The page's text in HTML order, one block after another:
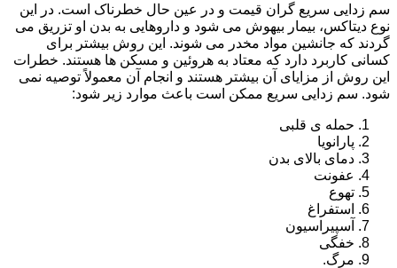
سم زدایی سریع گران قیمت و در عین حال خطرناک است. در این
نوع دیتاکس، بیمار بیهوش می شود و داروهایی به بدن او تزریق می
گردند که جانشین مواد مخدر می شوند. این روش بیشتر برای
کسانی کاربرد دارد که معتاد به هروئین و مسکن ها هستند. خطرات
این روش از مزایای آن بیشتر هستند و انجام آن معمولاً توصیه نمی
شود. سم زدایی سریع ممکن است باعث موارد زیر شود:
حمله ی قلبی
پارانویا
دمای بالای بدن
عفونت
تهوع
استفراغ
آسپیراسیون
خفگی
مرگ.